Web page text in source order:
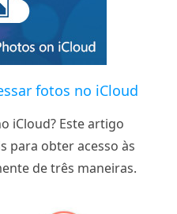
fotos no iCloud
iCloud? Este artigo
para obter acesso às
de três maneiras.